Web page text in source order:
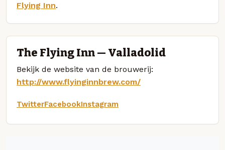
Flying Inn.
The Flying Inn — Valladolid
Bekijk de website van de brouwerij:
http://www.flyinginnbrew.com/
TwitterFacebookInstagram